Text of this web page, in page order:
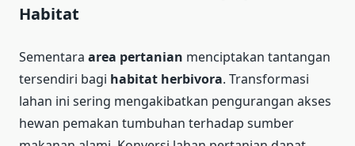
Habitat
Sementara area pertanian menciptakan tantangan
tersendiri bagi habitat herbivora. Transformasi
lahan ini sering mengakibatkan pengurangan akses
hewan pemakan tumbuhan terhadap sumber